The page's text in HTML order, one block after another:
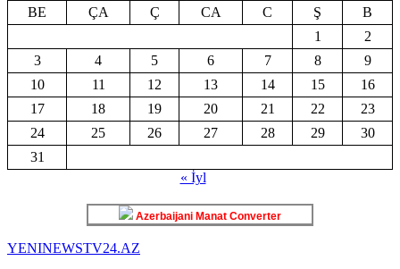
BE
ÇA Ç CA C Ş
B
1
2
3
4 5 6 7 8
9
10
11 12 13 14 15
16
17
18 19 20 21 22
23
24
25 26 27 28 29
30
31
« İyl
Azerbaijani Manat Converter
YENINEWSTV24.AZ